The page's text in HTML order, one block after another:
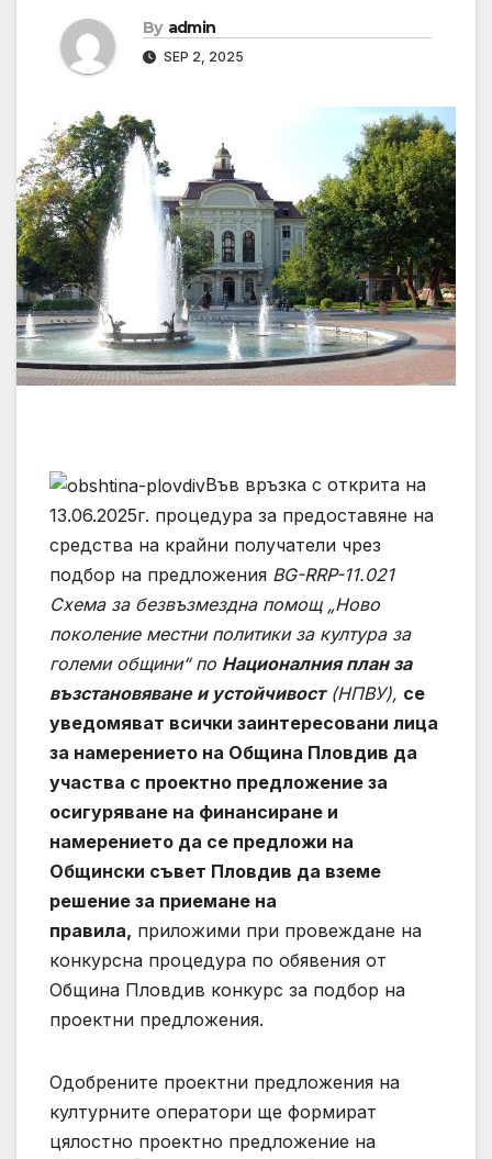
By admin
SEP 2, 2025
Във връзка с открита на
13.06.2025г. процедура за предоставяне на
средства на крайни получатели чрез
подбор на предложения BG-RRP-11.021
Схема за безвъзмездна помощ „Ново
поколение местни политики за култура за
големи общини“ по Националния план за
възстановяване и устойчивост(НПВУ), се
уведомяват всички заинтересовани лица
за намерението на Община Пловдив да
участва с проектно предложение за
осигуряване на финансиране и
намерението да се предложи на
Общински съвет Пловдив да вземе
решение за приемане на
правила, приложими при провеждане на
конкурсна процедура по обявения от
Община Пловдив конкурс за подбор на
проектни предложения.
Одобрените проектни предложения на
културните оператори ще формират
цялостно проектно предложение на